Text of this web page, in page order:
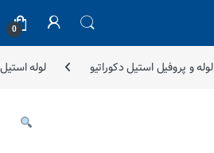
0
لوله و پروفیل استیل دکوراتیو لوله استیل